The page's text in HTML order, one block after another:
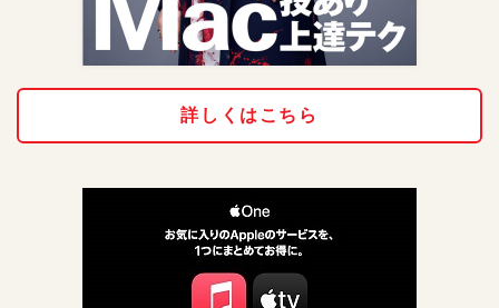
詳しくはこちら